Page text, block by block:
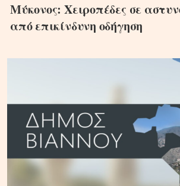
Μύκονος: Χειροπέδες σε
από επικίνδυνη οδήγηση